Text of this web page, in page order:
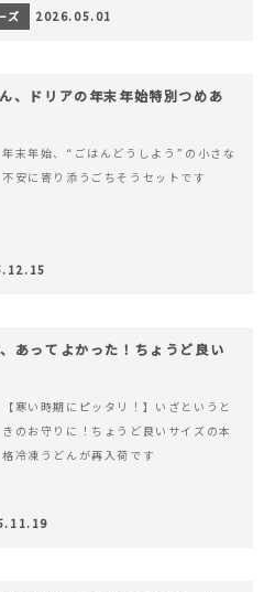
か。 どのようにつくられているのか。&
hellip; 続きを読む 【6月10日（無添加
ズ 2026.05.01
、ドリアの年末年始特別つめあ
年末年始、“ごはんどうしよう”の小さな
不安に寄り添うごちそうセットです
あってよかった！ちょうど良い
【寒い時期にピッタリ！】いざというと
きのお守りに！ちょうど良いサイズの本
格冷凍うどんが再入荷です